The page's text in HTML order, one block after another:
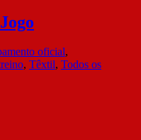
oficial,
, Têxtil, Todos os